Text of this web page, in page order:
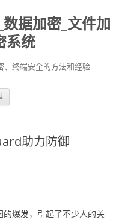
据加密_文件加
系统
、终端安全的方法和经验
助力防御
爆发，引起了不少人的关